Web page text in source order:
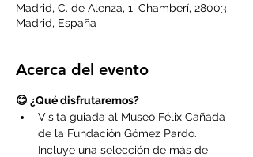
Madrid, C. de Alenza, 1, Chamberí, 28003
Madrid, España
Acerca del evento
😊 ¿Qué disfrutaremos?
Visita guiada al Museo Félix Cañada
de la Fundación Gómez Pardo.
Incluye una selección de más de